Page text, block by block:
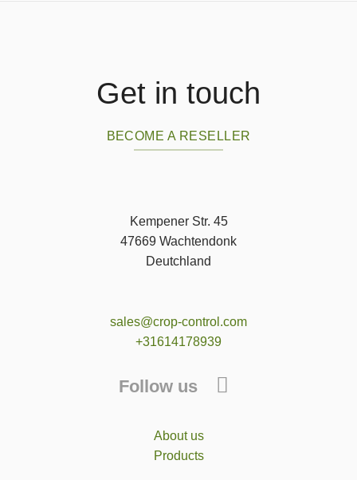
Get in touch
BECOME A RESELLER
Kempener Str. 45
47669 Wachtendonk
Deutchland
sales@crop-control.com
+31614178939
Follow us
About us
Products